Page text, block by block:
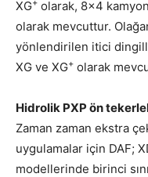
XG+ olarak, 8×4
olarak mevcuttur.
yönlendirilen itici
XG ve XG+ olarak
Hidrolik PXP ön
Zaman zaman ekstra
uygulamalar için DAF;
modellerinde birinci